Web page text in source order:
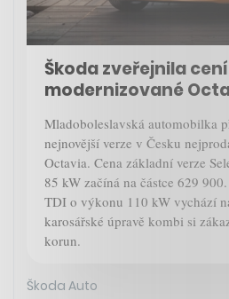
Škoda zveřejnila
modernizované
Mladoboleslavská automobilka
nejnovější verze v Česku
Octavia. Cena základní verze
85 kW začíná na částce 629
TDI o výkonu 110 kW vychází
karosářské úpravě kombi si
korun.
Škoda Auto